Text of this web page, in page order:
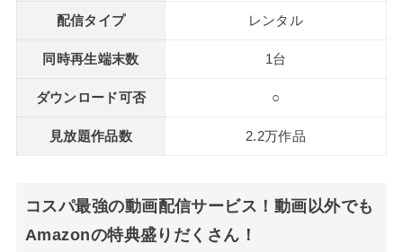
配信タイプ レンタル
同時再生端末数 1台
ダウンロード可否 ○
見放題作品数 2.2万作品
コスパ最強の動画配信サービス！動画以外でも
Amazonの特典盛りだくさん！